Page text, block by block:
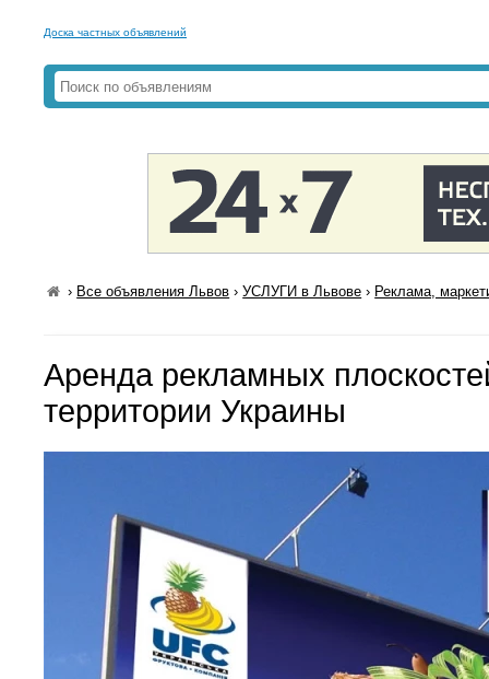
Доска частных объявлений
› Все объявления Львов ›УСЛУГИ в Львове › Реклама,
Аренда рекламных
территории Украины